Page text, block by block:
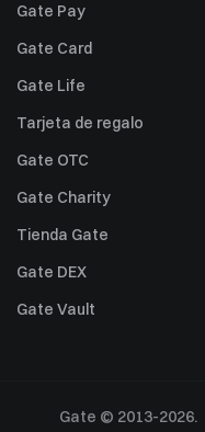
Gate Pay
Gate Card
Gate Life
Tarjeta de regalo
Gate OTC
Gate Charity
Tienda Gate
Gate DEX
Gate Vault
Gate © 2013-2026.